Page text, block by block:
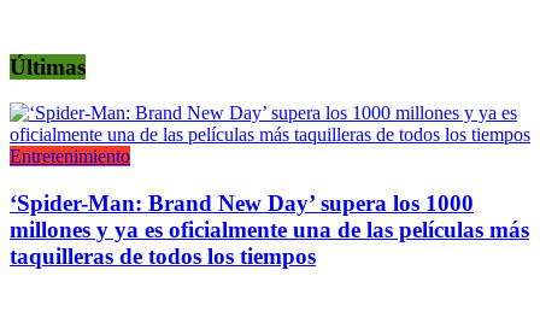
Últimas
Entretenimiento
‘Spider-Man: Brand New Day’ supera los 1000
millones y ya es oficialmente una de las películas más
taquilleras de todos los tiempos